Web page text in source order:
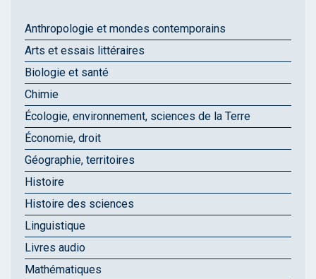
Anthropologie et mondes contemporains
Arts et essais littéraires
Biologie et santé
Chimie
Écologie, environnement, sciences de la Terre
Économie, droit
Géographie, territoires
Histoire
Histoire des sciences
Linguistique
Livres audio
Mathématiques